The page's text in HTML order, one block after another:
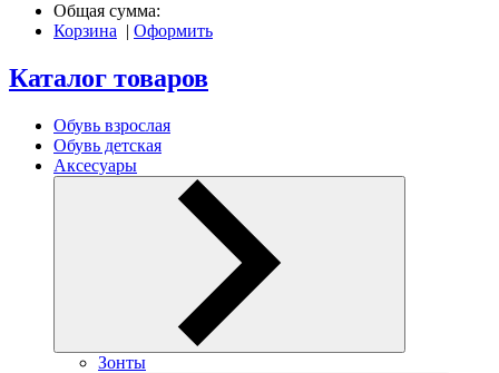
Общая сумма:
Корзина | Оформить
Каталог товаров
Обувь взрослая
Обувь детская
Аксесуары
Зонты